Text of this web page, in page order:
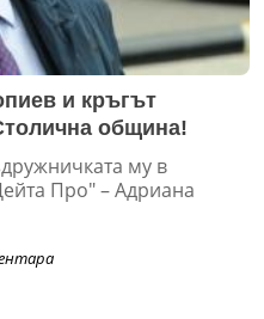
и кръгът
община!
му в
Про" – Адриана